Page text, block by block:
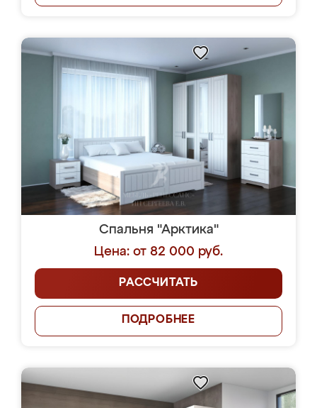
Спальня "Арктика"
Цена: от 82 000 руб.
РАССЧИТАТЬ
ПОДРОБНЕЕ